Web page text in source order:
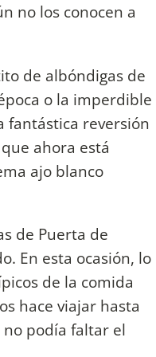
no los conocen a
de albóndigas de
o la imperdible
reversión
ahora está
ajo blanco
de Puerta de
En esta ocasión, lo
de la comida
hace viajar hasta
no podía faltar el